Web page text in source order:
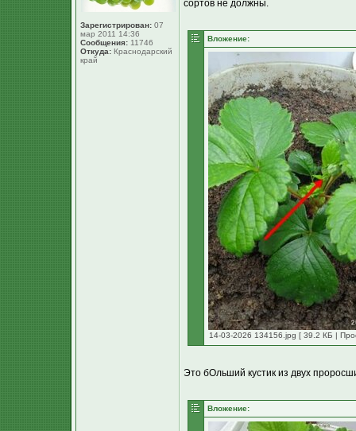
Зарегистрирован: 07
мар 2011 14:36
Сообщения: 11746
Откуда: Краснодарский
край
сортов не должны.
Вложение:
14-03-2026 134156.jpg [ 39.2 КБ |
Это бОльший кустик из двух
Вложение: